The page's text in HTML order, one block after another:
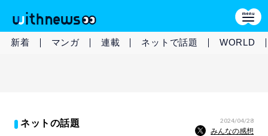
新着 マンガ 連載 ネットで話題 WORLD
ネットの話題 2024/04/28
みんなの感想